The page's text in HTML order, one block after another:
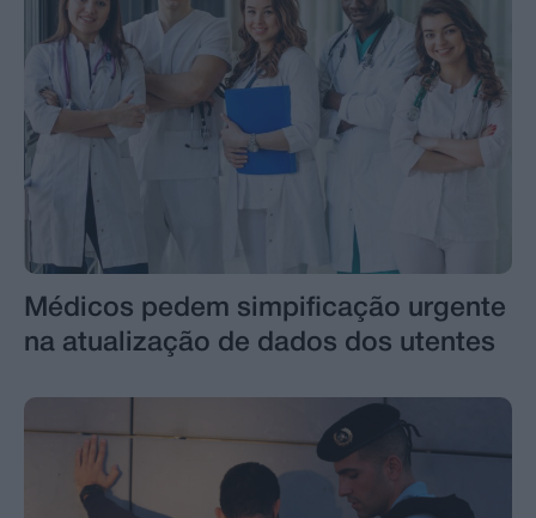
Médicos pedem simpificação urgente
na atualização de dados dos utentes